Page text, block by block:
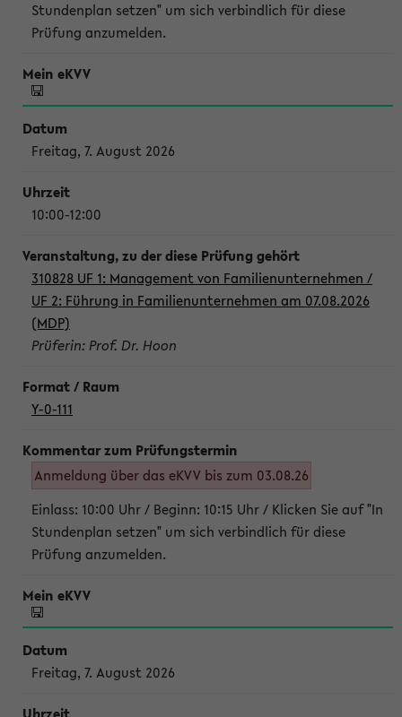
Stundenplan setzen" um sich verbindlich für diese
Prüfung anzumelden.
Freitag, 7. August 2026
10:00-12:00
310828 UF 1: Management von Familienunternehmen /
UF 2: Führung in Familienunternehmen am 07.08.2026
(MDP)
Prüferin: Prof. Dr. Hoon
Y-0-111
Anmeldung über das eKVV bis zum 03.08.26
Einlass: 10:00 Uhr / Beginn: 10:15 Uhr / Klicken Sie auf "In
Stundenplan setzen" um sich verbindlich für diese
Prüfung anzumelden.
Freitag, 7. August 2026